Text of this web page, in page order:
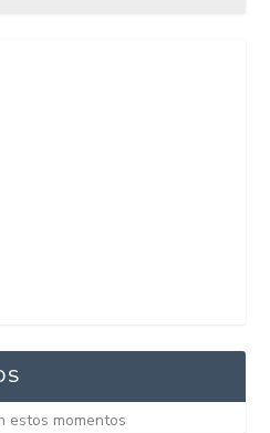
estos momentos